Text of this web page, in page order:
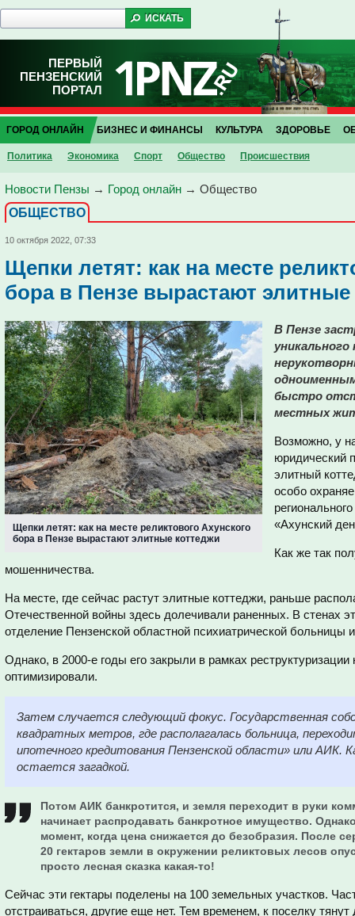
ПЕРВЫЙ
ПЕНЗЕНСКИЙ
ПОРТАЛ
ГОРОД ОНЛАЙН
Политика Экономика Спорт Общество Проиcшествия
БИЗНЕС И ФИНАНСЫ КУЛЬТУРА ЗДОРОВЬЕ
Новости Пензы → Город онлайн → Общество
ОБЩЕСТВО
10 октября 2022, 07:33
Щепки летят: как на месте
бора в Пензе вырастают элитные
Щепки летят: как на месте реликтового Ахунского
бора в Пензе вырастают элитные коттеджи
В Пензе
быстро
местных
Возможно, у
юридический
элитный
особо
«Ахунский
Как же так
мошенничества.
На месте, где сейчас растут элитные коттеджи, раньше
Отечественной войны здесь долечивали раненных. В стенах
отделение Пензенской областной психиатрической больницы
Однако, в 2000-е годы его закрыли в рамках реструктуризации
оптимизировали.
Затем случается следующий фокус. Государственная
квадратных метров, где располагалась больница,
ипотечного кредитования Пензенской области» или АИК.
остается загадкой.
Потом АИК банкротится, и земля переходит в руки
начинает распродавать банкротное имущество.
момент, когда цена снижается до безобразия. После
20 гектаров земли в окружении реликтовых лесов
просто лесная сказка какая-то!
Сейчас эти гектары поделены на 100 земельных участков.
отстраиваться, другие еще нет. Тем временем, к поселку